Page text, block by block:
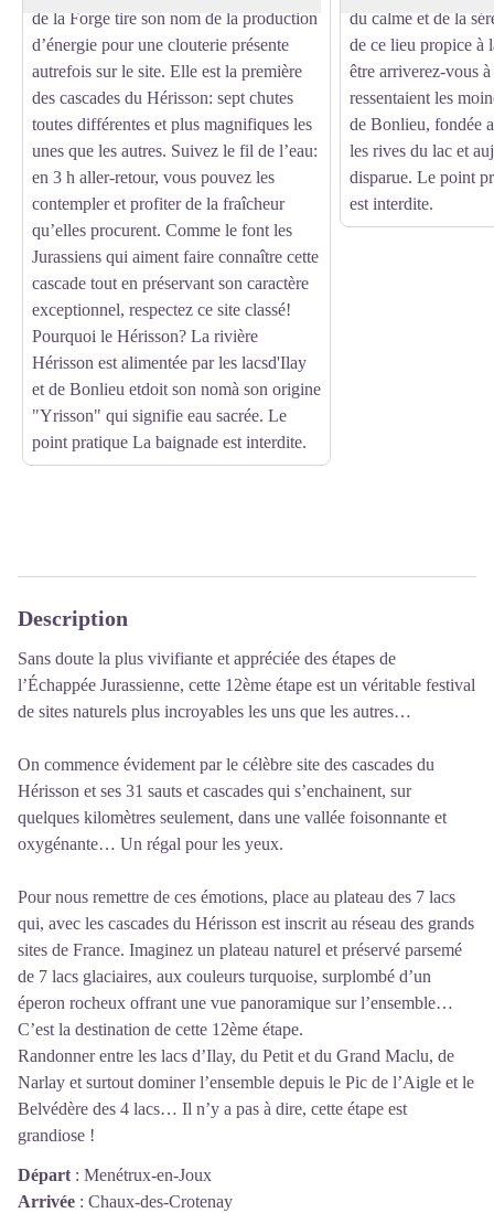
de la Forge tire son nom de la production
d’énergie pour une clouterie présente
autrefois sur le site. Elle est la première
des cascades du Hérisson: sept chutes
toutes différentes et plus magnifiques les
unes que les autres. Suivez le fil de l’eau:
en 3 h aller-retour, vous pouvez les
contempler et profiter de la fraîcheur
qu’elles procurent. Comme le font les
Jurassiens qui aiment faire connaître cette
cascade tout en préservant son caractère
exceptionnel, respectez ce site classé!
Pourquoi le Hérisson? La rivière
Hérisson est alimentée par les lacsd'Ilay
et de Bonlieu etdoit son nomà son origine
"Yrisson" qui signifie eau sacrée. Le
point pratique La baignade est interdite.
du calme et de la
de ce lieu propice
être arriverez-vous
ressentaient les
de Bonlieu, fondée
les rives du lac et
disparue. Le point
est interdite.
Description
Sans doute la plus vivifiante et appréciée des étapes de
l’Échappée Jurassienne, cette 12ème étape est un véritable festival
de sites naturels plus incroyables les uns que les autres…
On commence évidement par le célèbre site des cascades du
Hérisson et ses 31 sauts et cascades qui s’enchainent, sur
quelques kilomètres seulement, dans une vallée foisonnante et
oxygénante… Un régal pour les yeux.
Pour nous remettre de ces émotions, place au plateau des 7 lacs
qui, avec les cascades du Hérisson est inscrit au réseau des grands
sites de France. Imaginez un plateau naturel et préservé parsemé
de 7 lacs glaciaires, aux couleurs turquoise, surplombé d’un
éperon rocheux offrant une vue panoramique sur l’ensemble…
C’est la destination de cette 12ème étape.
Randonner entre les lacs d’Ilay, du Petit et du Grand Maclu, de
Narlay et surtout dominer l’ensemble depuis le Pic de l’Aigle et le
Belvédère des 4 lacs… Il n’y a pas à dire, cette étape est
grandiose !
Départ : Menétrux-en-Joux
Arrivée : Chaux-des-Crotenay